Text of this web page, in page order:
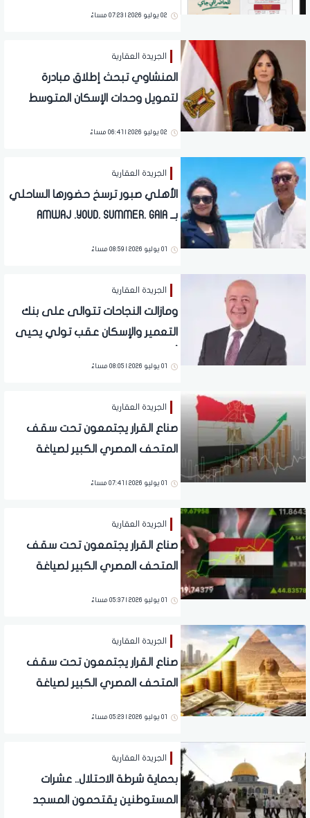
والأهلي صبور ترسخ حضورها
02 يوليو 2026 | 07:23 مساءً
الجريدة العقارية
المنشاوي تبحث إطلاق مبادرة
لتمويل وحدات الإسكان المتوسط
02 يوليو 2026 | 06:41 مساءً
الجريدة العقارية
الأهلي صبور ترسخ حضورها الساحلي
بــ AMWAJ .YOUD. SUMMER. GAIA
01 يوليو 2026 | 08:59 مساءً
الجريدة العقارية
ومازالت النجاحات تتوالى على بنك
التعمير والإسكان عقب تولي يحيى
01 يوليو 2026 | 08:05 مساءً
الجريدة العقارية
صناع القرار يجتمعون تحت سقف
المتحف المصري الكبير لصياغة
01 يوليو 2026 | 07:41 مساءً
الجريدة العقارية
صناع القرار يجتمعون تحت سقف
المتحف المصري الكبير لصياغة
01 يوليو 2026 | 05:37 مساءً
الجريدة العقارية
صناع القرار يجتمعون تحت سقف
المتحف المصري الكبير لصياغة
01 يوليو 2026 | 05:23 مساءً
الجريدة العقارية
بحماية شرطة الاحتلال.. عشرات
المستوطنين يقتحمون المسجد